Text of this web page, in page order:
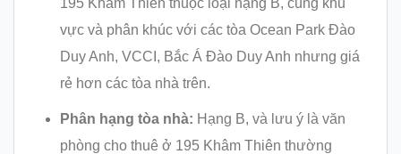
195 Khâm Thiên thuộc loại hạng B, cùng khu
vực và phân khúc với các tòa Ocean Park Đào
Duy Anh, VCCI, Bắc Á Đào Duy Anh nhưng giá
rẻ hơn các tòa nhà trên.
Phân hạng tòa nhà: Hạng B, và lưu ý là văn
phòng cho thuê ở 195 Khâm Thiên thường